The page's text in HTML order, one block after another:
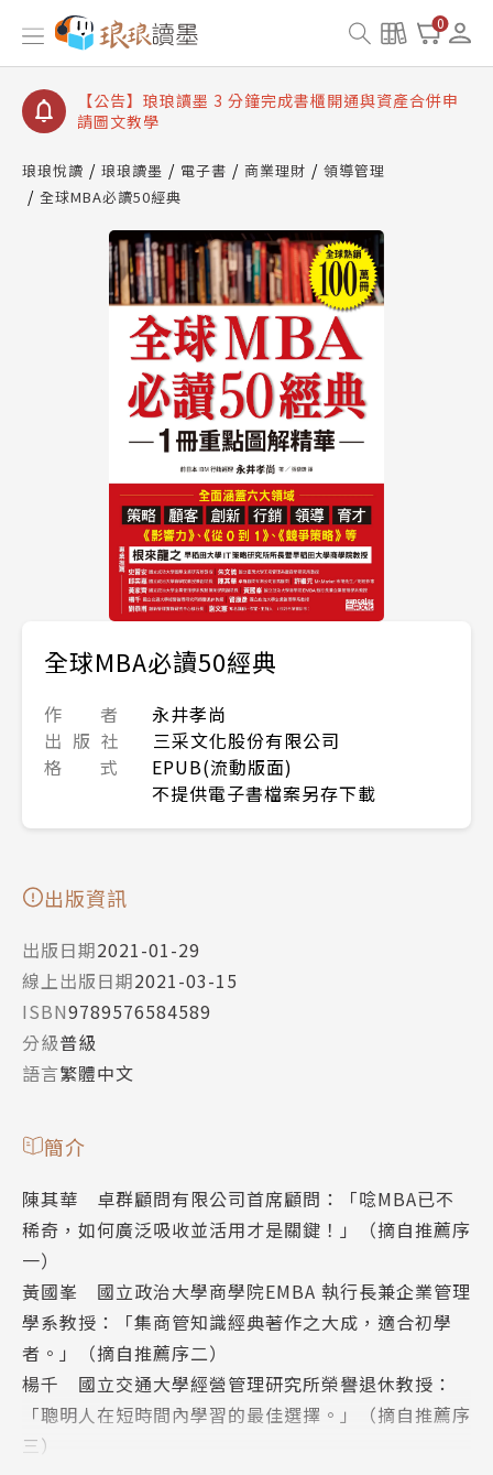
0
【公告】琅琅讀墨數位閱讀資產合併與書櫃開通申請
【公告】琅琅讀墨書櫃開通常見問題
【公告】琅琅讀墨 3 分鐘完成書櫃開通與資產合併申
請圖文教學
查詢
【公告】琅琅讀墨數位閱讀資產合併與書櫃開通申請
琅琅悅讀 琅琅讀墨 電子書 商業理財
領導管理
全球MBA必讀50經典
全球MBA必讀50經典
作 者
永井孝尚
出 版 社
三采文化股份有限公司
格 式
EPUB(流動版面)
不提供電子書檔案另存下載
出版資訊
出版日期2021-01-29
線上出版日期2021-03-15
ISBN9789576584589
分級普級
語言繁體中文
簡介
陳其華 卓群顧問有限公司首席顧問：「唸MBA已不
稀奇，如何廣泛吸收並活用才是關鍵！」（摘自推薦序
一）
黃國峯 國立政治大學商學院EMBA 執行長兼企業管理
學系教授：「集商管知識經典著作之大成，適合初學
者。」（摘自推薦序二）
楊千 國立交通大學經營管理研究所榮譽退休教授：
「聰明人在短時間內學習的最佳選擇。」（摘自推薦序
三）